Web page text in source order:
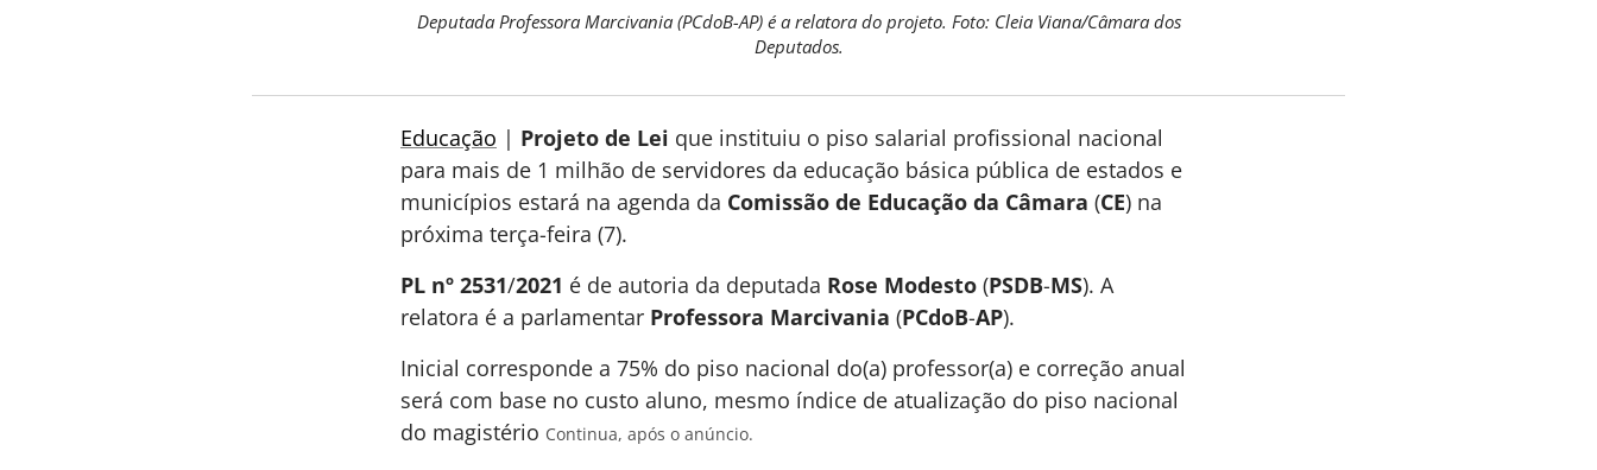
Deputada Professora Marcivania (PCdoB-AP) é a relatora do projeto. Foto: Cleia Viana/Câmara dos
Deputados.
Educação | Projeto de Lei que instituiu o piso salarial profissional nacional
para mais de 1 milhão de servidores da educação básica pública de estados e
municípios estará na agenda da Comissão de Educação da Câmara (CE) na
próxima terça-feira (7).
PL nº 2531/2021 é de autoria da deputada Rose Modesto (PSDB-MS). A
relatora é a parlamentar Professora Marcivania (PCdoB-AP).
Inicial corresponde a 75% do piso nacional do(a) professor(a) e correção anual
será com base no custo aluno, mesmo índice de atualização do piso nacional
do magistério Continua, após o anúncio.